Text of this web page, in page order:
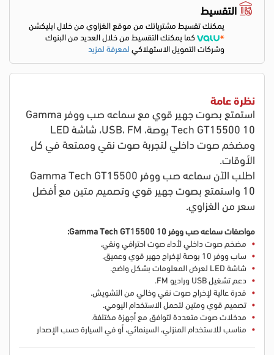
التقسيط
يمكنك تقسيط مشترياتك من موقع الغزاوي من خلال ابليكشن
كما يمكنك التقسيط من خلال العديد من البنوك
وشركات التمويل الاستهلاكيلمعرفة لمزيد
نظرة عامة
استمتع بصوت جهير قوي مع سماعه صب ووفر Gamma
Tech GT15500 10 بوصة، USB، FM، شاشة LED
ومضخم صوت داخلي لتجربة صوت نقي وممتعة في كل
الأوقات.
اطلب الآن سماعه صب ووفر Gamma Tech GT15500
10 واستمتع بصوت جهير قوي وتصميم متين مع أفضل
سعر من الغزاوي.
مواصفات سماعه صب ووفر Gamma Tech GT15500 10:
مضخم صوت داخلي لأداء صوت احترافي ونقي.
ساب ووفر 10 بوصة لإخراج جهير قوي وعميق.
شاشة LED لعرض المعلومات بشكل واضح.
دعم تشغيل USB وراديو FM.
قدرة عالية لإخراج صوت نقي وخالي من التشويش.
تصميم قوي ومتين لتحمل الاستخدام اليومي.
مدخلات صوت متعددة لتوافق مع أجهزة مختلفة.
مناسب للاستخدام المنزلي، السينمائي، أو في السيارة حسب الإصدار